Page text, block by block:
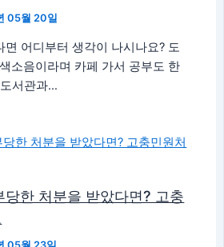
05월 20일
면 어디부터 생각이 나시나요? 도
소음이라며 카페 가서 공부도 한
서관과…
당한 처분을 받았다면? 고충